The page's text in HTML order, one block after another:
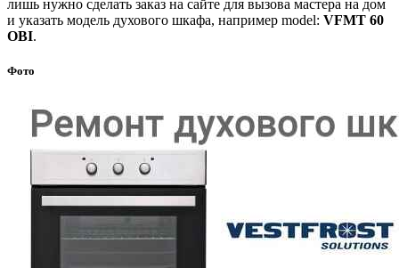
лишь нужно сделать заказ на сайте для вызова мастера на дом
и указать модель духового шкафа, например model: VFMT 60
OBI.
Фото